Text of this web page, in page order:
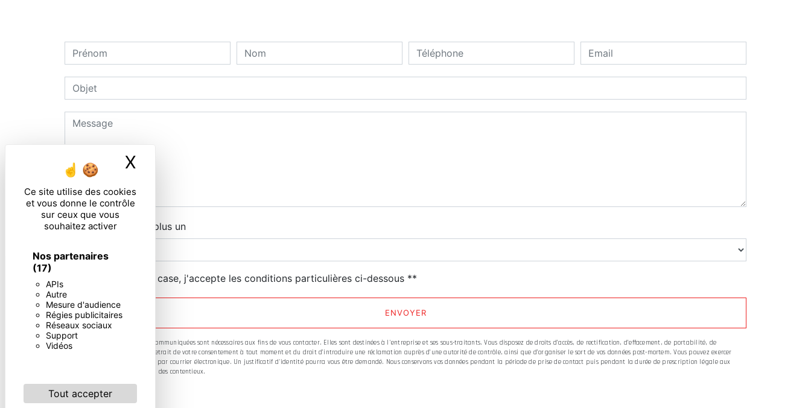
Ce site utilise des cookies
et vous donne le contrôle
sur ceux que vous
souhaitez activer
Nos partenaires
(17)
APIs
Autre
Mesure d'audience
Régies publicitaires
Réseaux sociaux
Support
Vidéos
Tout accepter
X
Combien font neuf plus un
En cochant cette case, j'accepte les conditions particulières ci-dessous **
ENVOYER
** Les données personnelles communiquées sont nécessaires aux fins de vous contacter. Elles sont destinées à l'entreprise et ses sous-traitants. Vous disposez de droits d’accès, de rectification, d’effacement, de portabilité, de
limitation, d’opposition, de retrait de votre consentement à tout moment et du droit d’introduire une réclamation auprès d’une autorité de contrôle, ainsi que d’organiser le sort de vos données post-mortem. Vous pouvez exercer
ces droits par voie postale ou par courrier électronique. Un justificatif d'identité pourra vous être demandé. Nous conservons vos données pendant la période de prise de contact puis pendant la durée de prescription légale aux
fins probatoires et de gestion des contentieux.